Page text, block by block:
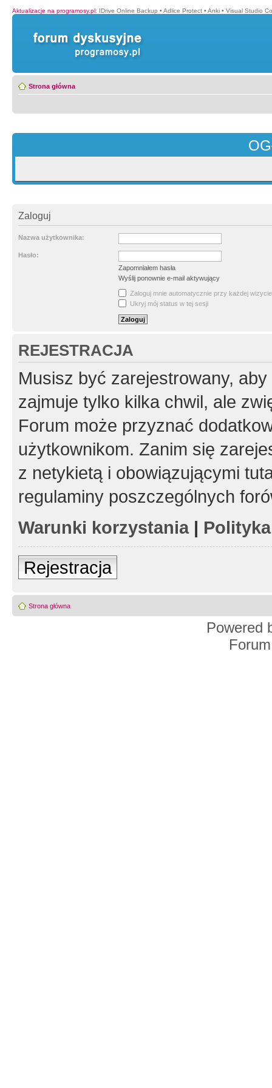
Aktualizacje na programosy.pl: IDrive Online Backup • Adlice Protect • Anki • Visual Studio
Strona główna
Zaloguj
Nazwa użytkownika:
Hasło:
Zapomniałem hasła
Wyślij ponownie e-mail aktywujący
Zaloguj mnie automatycznie przy każdej wizycie
Ukryj mój status w tej sesji
REJESTRACJA
Musisz być zarejestrowany,
zajmuje tylko kilka chwil, ale
Forum może przyznać
użytkownikom. Zanim się
z netykietą i obowiązującymi
regulaminy poszczególnych
Warunki korzystania|
Rejestracja
Strona główna
Powered